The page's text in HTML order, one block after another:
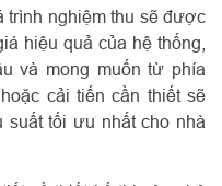
trình nghiệm thu sẽ được
hiệu quả của hệ thống,
và mong muốn từ phía
cải tiến cần thiết sẽ
tối ưu nhất cho nhà